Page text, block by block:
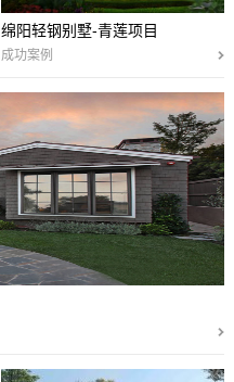
绵阳轻钢别墅-青莲项目
成功案例